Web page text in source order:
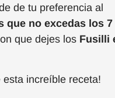
de tu preferencia al
que no excedas los 7
que dejes los Fusilli
increíble receta!